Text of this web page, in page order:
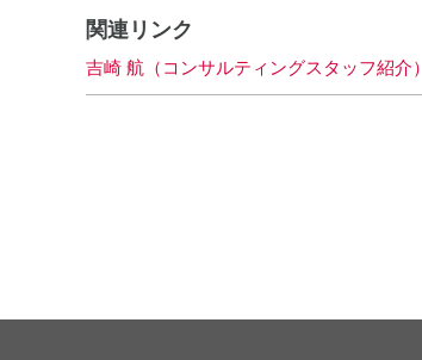
関連リンク
吉崎 航（コンサルティングスタッフ紹介）